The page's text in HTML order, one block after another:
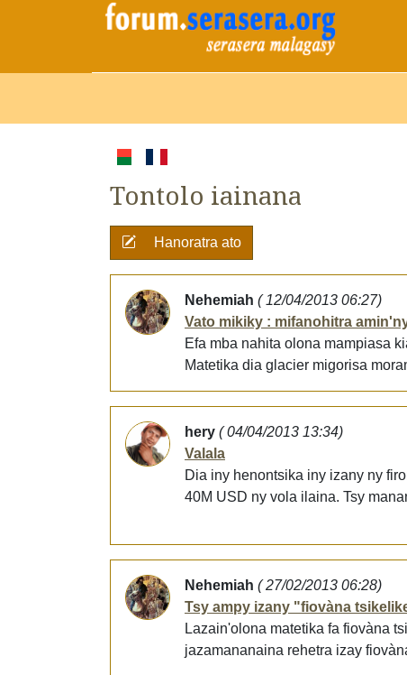
Tontolo iainana
Hanoratra ato
Nehemiah ( 12/04/2013 06:27)
Vato mikiky : mifanohitra
Efa mba nahita olona mampiasa
Matetika dia glacier migorisa
hery ( 04/04/2013 13:34)
Valala
Dia iny henontsika iny izany ny
40M USD ny vola ilaina. Tsy
Nehemiah ( 27/02/2013 06:28)
Tsy ampy izany "fiovàna
Lazain'olona matetika fa fiovàna
jazamananaina rehetra izay